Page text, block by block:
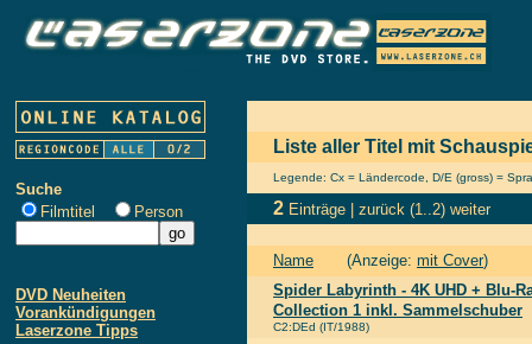
Suche
Filmtitel
Person
DVD Neuheiten
Vorankündigungen
Laserzone Tipps
Liste aller Titel mit
Legende: Cx = Ländercode, D/E (gross) =
2 Einträge | zurück (1..2) weiter
Name (Anzeige: mit Cover)
Spider Labyrinth - 4K UHD + Blu-
Collection 1 inkl. Sammelschuber
C2:DEd (IT/1988)